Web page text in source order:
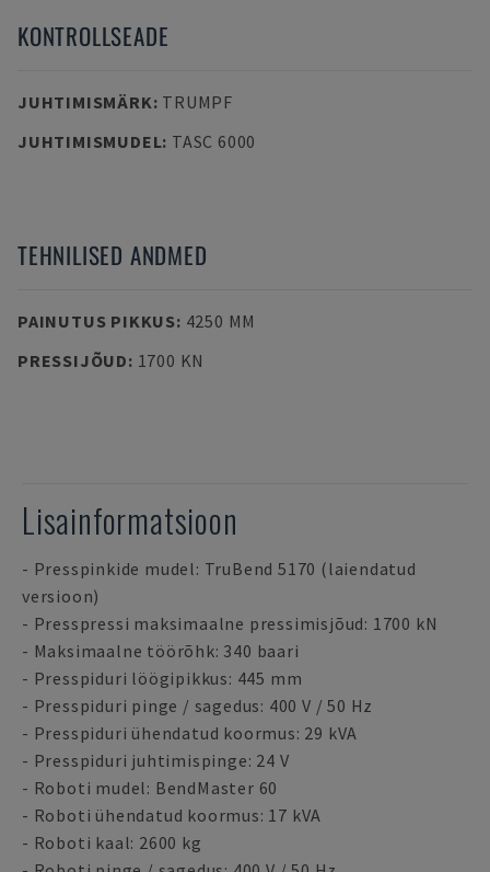
KONTROLLSEADE
JUHTIMISMÄRK: TRUMPF
JUHTIMISMUDEL: TASC 6000
TEHNILISED ANDMED
PAINUTUS PIKKUS: 4250 MM
PRESSIJÕUD: 1700 KN
Lisainformatsioon
- Presspinkide mudel: TruBend 5170 (laiendatud
versioon)
- Presspressi maksimaalne pressimisjõud: 1700 kN
- Maksimaalne töörõhk: 340 baari
- Presspiduri löögipikkus: 445 mm
- Presspiduri pinge / sagedus: 400 V / 50 Hz
- Presspiduri ühendatud koormus: 29 kVA
- Presspiduri juhtimispinge: 24 V
- Roboti mudel: BendMaster 60
- Roboti ühendatud koormus: 17 kVA
- Roboti kaal: 2600 kg